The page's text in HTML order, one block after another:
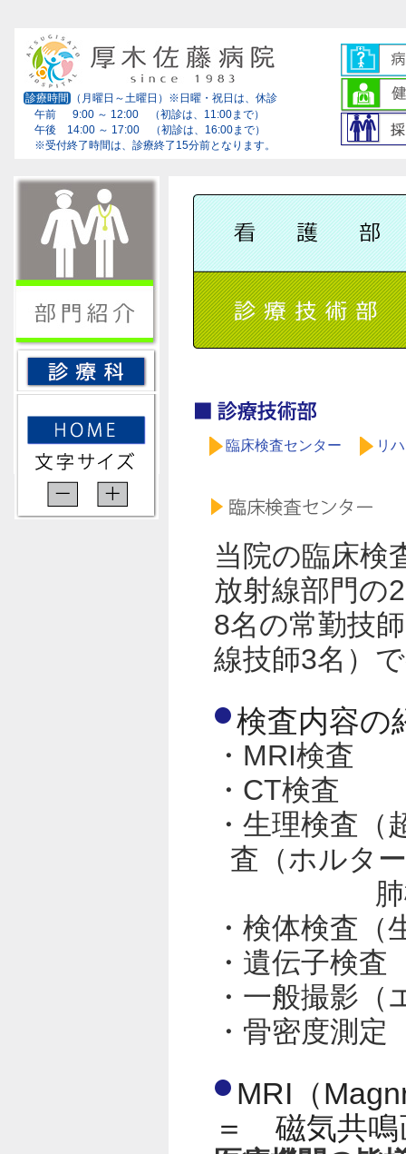
診療時間
（月曜日～土曜日）※日曜・祝日は、休診
午前 9:00 ～ 12:00 （初診は、11:00まで）
午後 14:00 ～ 17:00 （初診は、16:00まで）
※受付終了時間は、診療終了15分前となります。
臨床検査センター リ
当院の臨床検
放射線部門の
8名の常勤技
線技師3名）
検査内容の
・MRI検査
・CT検査
・生理検査
査（ホルタ
肺機能
・検体検査
・遺伝子検査
・一般撮影（
・骨密度測定
MRI（
＝ 磁気共鳴